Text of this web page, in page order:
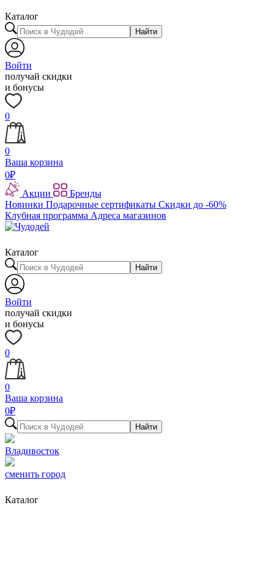
Каталог
Найти
Войти
получай скидки
и бонусы
0
0
Ваша корзина
0₽
Акции
Бренды
Новинки Подарочные сертификаты Скидки до -60%
Клубная программа Адреса магазинов
Каталог
Найти
Войти
получай скидки
и бонусы
0
0
Ваша корзина
0₽
Найти
Владивосток
сменить город
Каталог